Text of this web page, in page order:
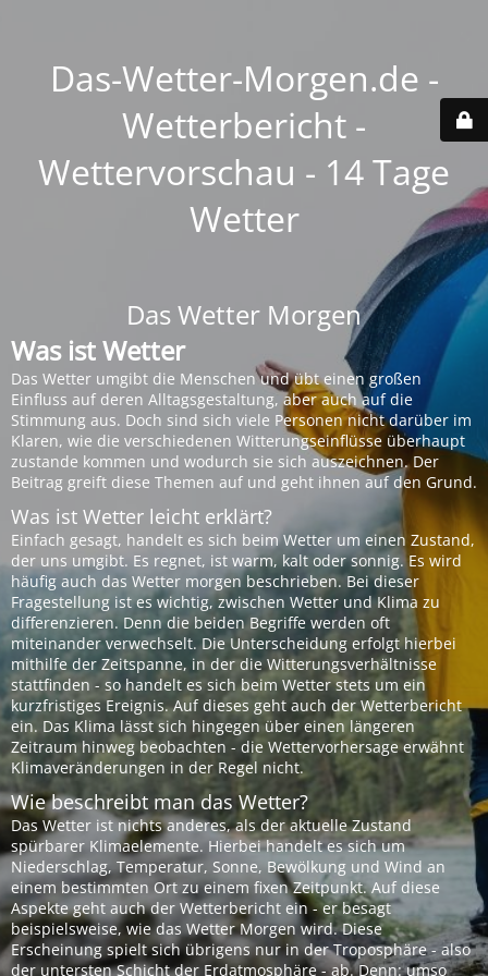
Das-Wetter-Morgen.de -
Wetterbericht -
Wettervorschau - 14 Tage
Wetter
Das Wetter Morgen
Was ist Wetter
Das Wetter umgibt die Menschen und übt einen großen
Einfluss auf deren Alltagsgestaltung, aber auch auf die
Stimmung aus. Doch sind sich viele Personen nicht darüber im
Klaren, wie die verschiedenen Witterungseinflüsse überhaupt
zustande kommen und wodurch sie sich auszeichnen. Der
Beitrag greift diese Themen auf und geht ihnen auf den Grund.
Was ist Wetter leicht erklärt?
Einfach gesagt, handelt es sich beim Wetter um einen Zustand,
der uns umgibt. Es regnet, ist warm, kalt oder sonnig. Es wird
häufig auch das Wetter morgen beschrieben. Bei dieser
Fragestellung ist es wichtig, zwischen Wetter und Klima zu
differenzieren. Denn die beiden Begriffe werden oft
miteinander verwechselt. Die Unterscheidung erfolgt hierbei
mithilfe der Zeitspanne, in der die Witterungsverhältnisse
stattfinden - so handelt es sich beim Wetter stets um ein
kurzfristiges Ereignis. Auf dieses geht auch der Wetterbericht
ein. Das Klima lässt sich hingegen über einen längeren
Zeitraum hinweg beobachten - die Wettervorhersage erwähnt
Klimaveränderungen in der Regel nicht.
Wie beschreibt man das Wetter?
Das Wetter ist nichts anderes, als der aktuelle Zustand
spürbarer Klimaelemente. Hierbei handelt es sich um
Niederschlag, Temperatur, Sonne, Bewölkung und Wind an
einem bestimmten Ort zu einem fixen Zeitpunkt. Auf diese
Aspekte geht auch der Wetterbericht ein - er besagt
beispielsweise, wie das Wetter Morgen wird. Diese
Erscheinung spielt sich übrigens nur in der Troposphäre - also
der untersten Schicht der Erdatmosphäre - ab. Denn: umso